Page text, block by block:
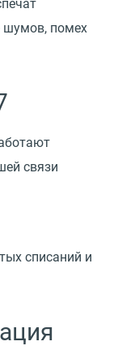
шумов, помех
связи
списаний и